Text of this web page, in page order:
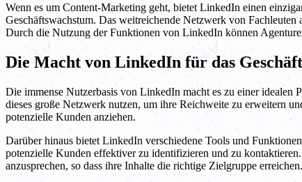
Wenn es um Content-Marketing geht, bietet LinkedIn einen
Geschäftswachstum. Das weitreichende Netzwerk von
Durch die Nutzung der Funktionen von LinkedIn können
Die Macht von LinkedIn für das
Die immense Nutzerbasis von LinkedIn macht es zu einer
dieses große Netzwerk nutzen, um ihre Reichweite zu erweitern
potenzielle Kunden anziehen.
Darüber hinaus bietet LinkedIn verschiedene Tools und
potenzielle Kunden effektiver zu identifizieren und zu
anzusprechen, so dass ihre Inhalte die richtige Zielgruppe erreichen.